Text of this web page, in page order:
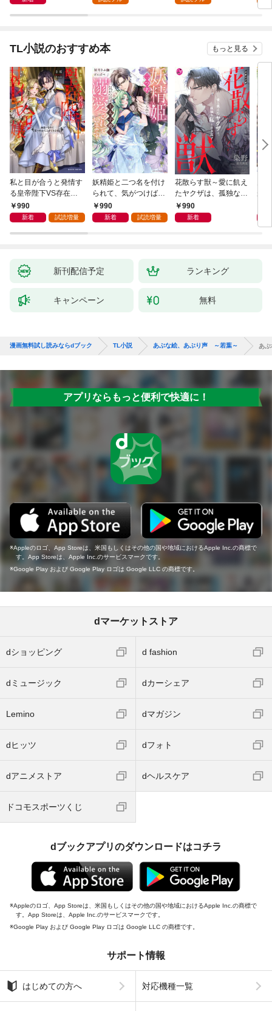
１
TL小説のおすすめ本 もっと見る
私と目が合うと発情す
る皇帝陛下VS存在感
ゼロの甘イキ令嬢 両
想いなのに見つめ合う
エディション】
990
新着 試読増量
妖精姫と二つ名を付け
られて、気がつけば王
太子殿下に溺愛されて
います【dエディショ
990
新着 試読増量
花散らす獣～愛に飢え
たヤクザは、孤独な私
をかき乱す～
990
新着
が
誘
新刊配信予定 ランキング
キャンペーン 無料
漫画無料試し読みならdブック TL小説 あぶな絵、あぶり声 ～若葉～ あ
アプリならもっと便利で快適に！
Appleのロゴ、App Storeは、米国もしくはその他の国や地域におけるApple Inc.の商標で
す。App Storeは、Apple Inc.のサービスマークです。
Google Play および Google Play ロゴは Google LLC の商標です。
dマーケットストア
dショッピング d fashion
dミュージック dカーシェア
Lemino dマガジン
dヒッツ dフォト
dアニメストア dヘルスケア
ドコモスポーツくじ
dブックアプリのダウンロードはコチラ
Appleのロゴ、App Storeは、米国もしくはその他の国や地域におけるApple Inc.の商標で
す。App Storeは、Apple Inc.のサービスマークです。
Google Play および Google Play ロゴは Google LLC の商標です。
サポート情報
はじめての方へ 対応機種一覧